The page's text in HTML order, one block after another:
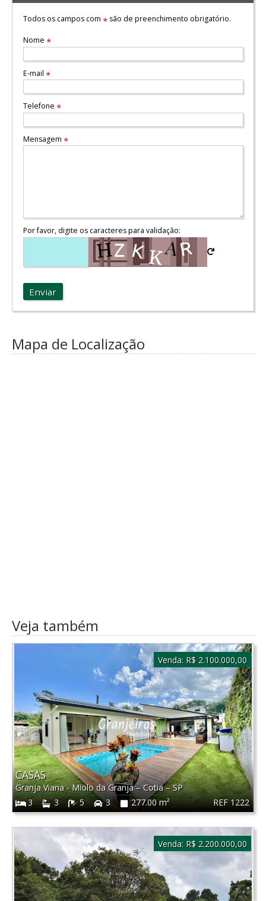
Todos os campos com *são de preenchimento obrigatório.
Nome *
E-mail *
Telefone *
Mensagem *
Por favor, digite os caracteres para validação:
Enviar
Mapa de Localização
Veja também
REF 1222
CASAS
Granja Viana - Miolo da Granja–Cotia–SP
3
3 5 3 277.00 m²
Venda: R$ 2.100.000,00
Venda: R$ 2.200.000,00